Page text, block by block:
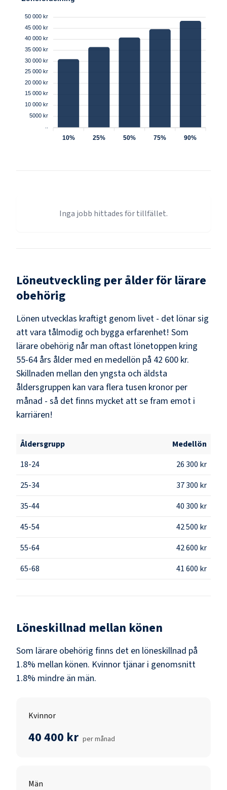
50 000 kr
45 000 kr
40 000 kr
35 000 kr
30 000 kr
25 000 kr
20 000 kr
15 000 kr
10 000 kr
5000 kr
10% 25% 50% 75% 90%
Inga jobb hittades för tillfället.
Löneutveckling per ålder för lärare
obehörig
Lönen utvecklas kraftigt genom livet - det lönar sig
att vara tålmodig och bygga erfarenhet! Som
lärare obehörig når man oftast lönetoppen kring
55-64 års ålder med en medellön på 42 600 kr.
Skillnaden mellan den yngsta och äldsta
åldersgruppen kan vara flera tusen kronor per
månad - så det finns mycket att se fram emot i
karriären!
Åldersgrupp
Medellön
18-24
26 300 kr
25-34
37 300 kr
35-44
40 300 kr
45-54
42 500 kr
55-64
42 600 kr
65-68
41 600 kr
Löneskillnad mellan könen
Som lärare obehörig finns det en löneskillnad på
1.8% mellan könen. Kvinnor tjänar i genomsnitt
1.8% mindre än män.
Kvinnor
40 400 kr per månad
Män